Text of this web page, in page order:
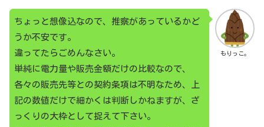
もりっこ。
ちょっと想像込なので、推察があっているかど
うか不安です。
違ってたらごめんなさい。
単純に電力量や販売金額だけの比較なので、
各々の販売先等との契約条項は不明なため、上
記の数値だけで細かくは判断しかねますが、ざ
っくりの大枠として捉えて下さい。